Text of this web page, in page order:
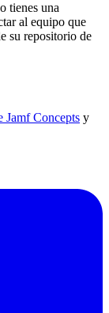
tienes una
al equipo que
su repositorio de
Jamf Concepts y